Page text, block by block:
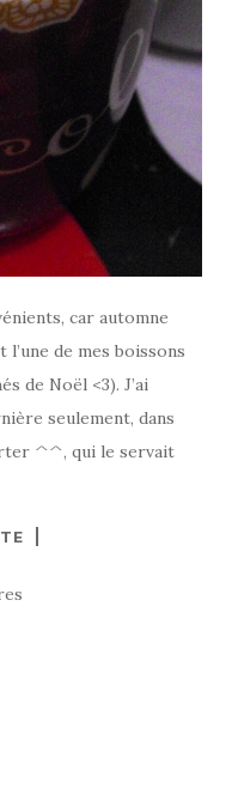
car automne
de mes boissons
de Noël <3). J’ai
seulement, dans
^^, qui le servait